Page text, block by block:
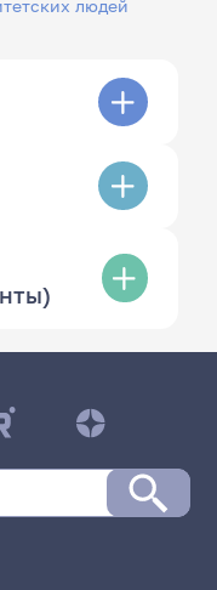
людей